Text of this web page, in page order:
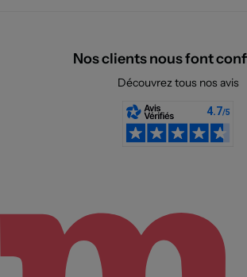
Nos clients nous font
Découvrez tous nos avis